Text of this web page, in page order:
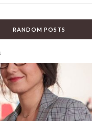
RANDOM POSTS